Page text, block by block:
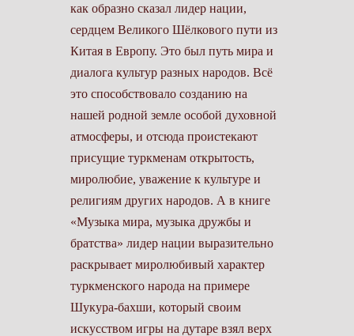
как образно сказал лидер нации,
сердцем Великого Шёлкового пути из
Китая в Европу. Это был путь мира и
диалога культур разных народов. Всё
это способствовало созданию на
нашей родной земле особой духовной
атмосферы, и отсюда проистекают
присущие туркменам открытость,
миролюбие, уважение к культуре и
религиям других народов. А в книге
«Музыка мира, музыка дружбы и
братства» лидер нации выразительно
раскрывает миролюбивый характер
туркменского народа на примере
Шукура-бахши, который своим
искусством игры на дутаре взял верх